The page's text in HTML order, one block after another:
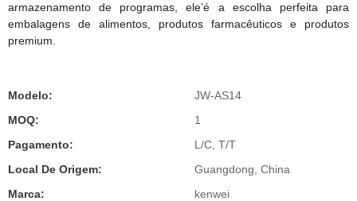
armazenamento de programas, ele’é a escolha perfeita para
embalagens de alimentos, produtos farmacêuticos e produtos
premium.
Modelo:
JW-AS14
MOQ:
1
Pagamento:
L/C, T/T
Local De Origem:
Guangdong, China
Marca:
kenwei